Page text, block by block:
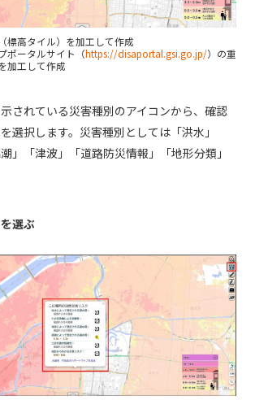
標高タイル）を加工して作成
ポータルサイト（https://disaportal.gsi.go.jp/）の重
加工して作成
されている災害種別のアイコンから、確認
選択します。災害種別としては「洪水」
」「津波」「道路防災情報」「地形分類」
選ぶ